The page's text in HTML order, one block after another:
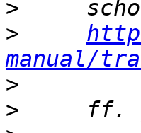
>
>
manual/
>
>